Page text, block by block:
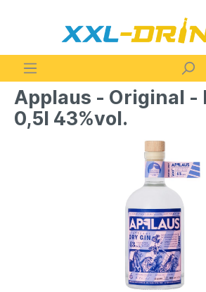
Applaus - Original -
0,5l 43%vol.